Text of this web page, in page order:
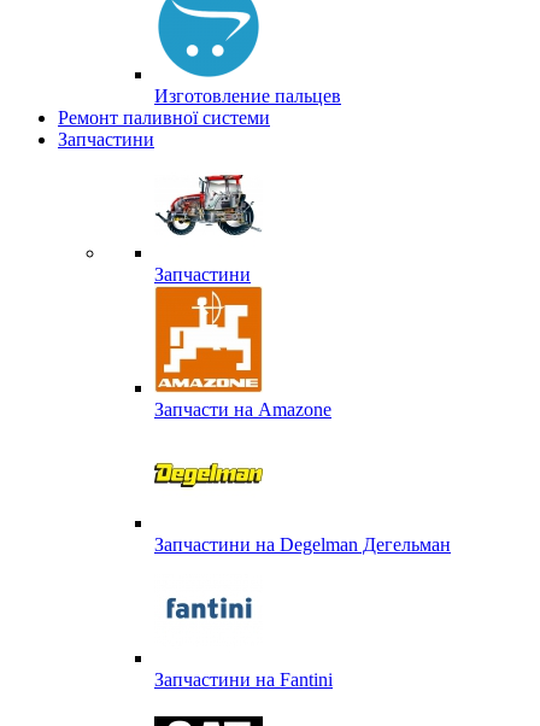
Изготовление пальцев
Ремонт паливної системи
Запчастини
Запчастини
Запчасти на Amazone
Запчастини на Degelman Дегельман
Запчастини на Fantini